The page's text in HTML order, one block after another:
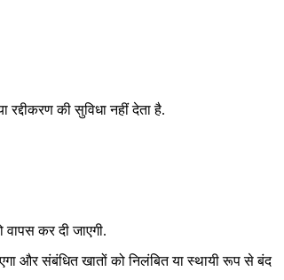
की सुविधा नहीं देता है.
कर दी जाएगी.
और संबंधित खातों को निलंबित या स्थायी रूप से बंद